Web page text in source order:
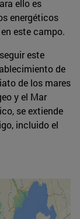
ello es
energéticos
este campo.
este
de
de los mares
y el Mar
se extiende
incluido el